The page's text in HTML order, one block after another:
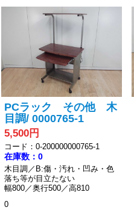
PCラック その他 木
目調/ 0000765-1
5,500円
コード：0-200000000765-1
在庫数：0
木目調／B:傷・汚れ・凹み・色
落ち等が目立たない
幅800／奥行500／高810
0